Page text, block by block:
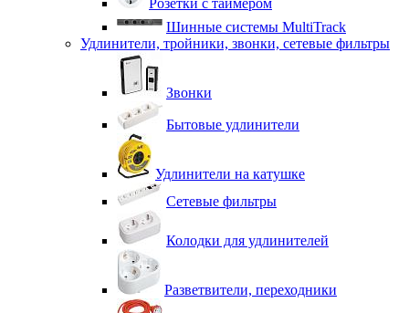
Розетки с таймером
Шинные системы MultiTrack
Удлинители, тройники, звонки, сетевые фильтры
Звонки
Бытовые удлинители
Удлинители на катушке
Сетевые фильтры
Колодки для удлинителей
Разветвители, переходники